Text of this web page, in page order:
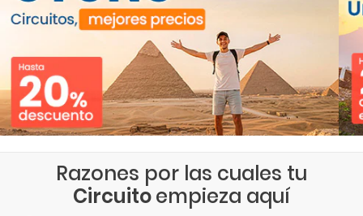
Razones por las cuales tu
Circuitoempieza aquí